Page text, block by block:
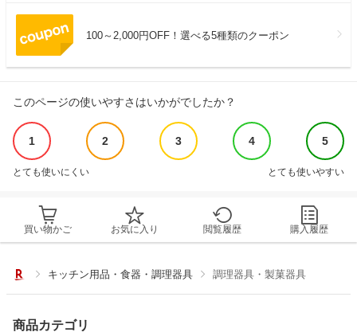
100～2,000円OFF！選べる5種類のクーポン
このページの使いやすさはいかがでしたか？
1 2 3 4 5
とても使いにくい とても使いやすい
買い物かご お気に入り 閲覧履歴 購入履歴
キッチン用品・食器・調理器具 調理器具・製菓器具
商品カテゴリ